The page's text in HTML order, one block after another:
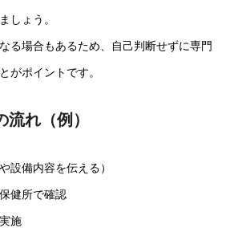
しょう。
る場合もあるため、自己判断せずに専門
がポイントです。
れ（例）
設備内容を伝える）
健所で確認
施